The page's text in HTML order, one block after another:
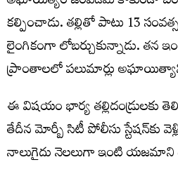
కల్పించాడు. తల్లితో పాటు 13
లైంగికంగా లోబర్చుకున్నాడు. తన
ప్రాంతాలలో పలుమార్లు
ఈ విషయం భార్య
తేదీన మోర్బీ సిటీ పోలీసు స్టేషన్‌కు
నాలుగైదు నెలలుగా ఇంటి యజమాని